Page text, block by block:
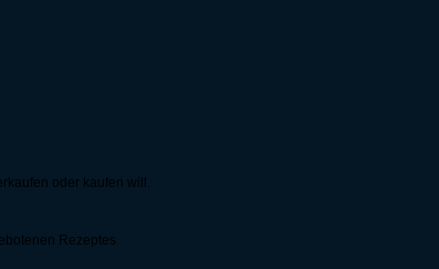
oder kaufen will.
Rezeptes